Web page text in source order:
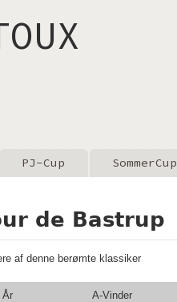
PJ-Cup SommerCup
de Bastrup
af denne berømte klassiker
År
A-Vinder